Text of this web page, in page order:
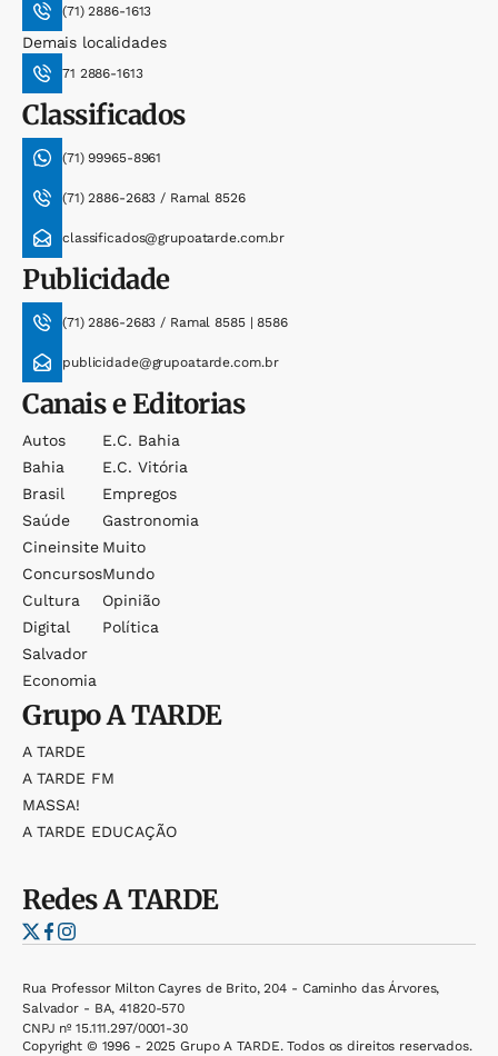
(71) 2886-1613
Demais localidades
71 2886-1613
Classificados
(71) 99965-8961
(71) 2886-2683 / Ramal 8526
classificados@grupoatarde.com.br
Publicidade
(71) 2886-2683 / Ramal 8585 | 8586
publicidade@grupoatarde.com.br
Canais e Editorias
Autos
Bahia
Brasil
Saúde
Cineinsite
Concursos
Cultura
Digital
Salvador
Economia
E.c. Bahia
E.c. Vitória
Empregos
Gastronomia
Muito
Mundo
Opinião
Política
GrupoA TARDE
A TARDE
A TARDE FM
MASSA!
A TARDE EDUCAÇÃO
RedesA TARDE
Rua Professor Milton Cayres de Brito, 204 - Caminho das Árvores,
Salvador - BA, 41820-570
CNPJ nº 15.111.297/0001-30
Copyright © 1996 - 2025 Grupo A TARDE. Todos os direitos reservados.